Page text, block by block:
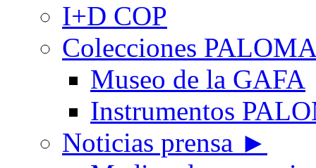
I+D COP
Colecciones
Museo de la GAFA
Instrumentos
Noticias prensa ►